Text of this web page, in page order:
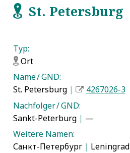
fSt. Petersburg
Typ:
fOrt
Name / GND:
St. Petersburg |
4267026-3
Nachfolger / GND:
Sankt-Peterburg | —
Weitere Namen:
Санкт-Петербург | Leningrad